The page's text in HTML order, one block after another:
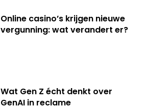
Online casino’s krijgen nieuwe
vergunning: wat verandert er?
Wat Gen Z écht denkt over
GenAI in reclame